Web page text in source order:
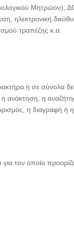
Μητρώου),
ηλεκτρονική
τραπέζης κ.α.
ή σε σύνολα
ανάκτηση, η
η διαγραφή ή
τον οποίο